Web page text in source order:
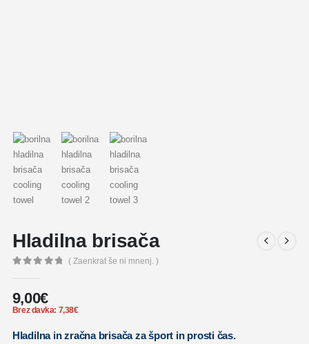
Hladilna brisača
( Zaenkrat še ni mnenj. )
9,00€
Brez davka: 7,38€
Hladilna in zračna brisača za šport in prosti čas.